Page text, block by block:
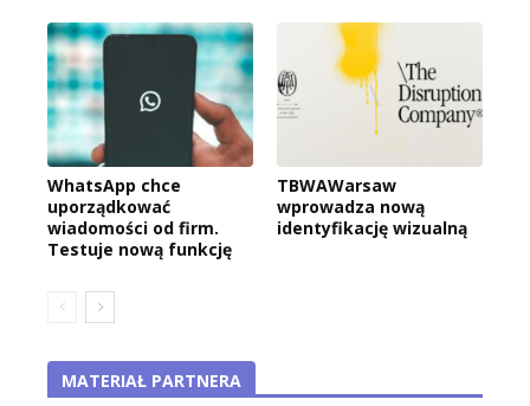
WhatsApp chce
uporządkować
wiadomości od firm.
Testuje nową funkcję
TBWAWarsaw
wprowadza nową
identyfikację wizualną
MATERIAŁ PARTNERA